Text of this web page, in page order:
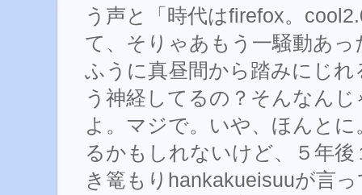
う声と「時代はfirefox。
て、そりゃあもう一騒動あ
ふうに真昼間から踏みにじ
う神経してるの？そんなん
よ。マジで。いや、ほんと
るかもしれないけど、５年
き篭もりhankakueisuuが言